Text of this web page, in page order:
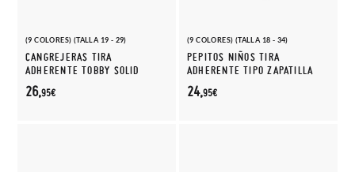
(9 COLORES) (TALLA 19 - 29)
CANGREJERAS TIRA
ADHERENTE TOBBY SOLID
26,95€
(9 COLORES) (TALLA 18 - 34)
PEPITOS NIÑOS TIRA
ADHERENTE TIPO ZAPATILLA
24,95€